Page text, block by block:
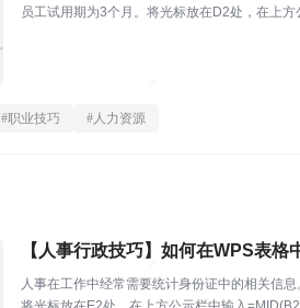
员工试用期为3个月。将光标放在D2处，在上
#职业技巧 #人力资源
【人事行政技巧】如何在WPS表
人事在工作中经常需要统计身份证中的相关信